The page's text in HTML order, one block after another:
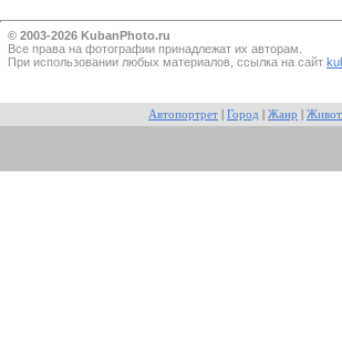
© 2003-2026 KubanPhoto.ru
Все прaва на фотографии принадлежат их авторам.
При использовании любых материалов, ссылка на сайт
Автопортрет Город Жанр